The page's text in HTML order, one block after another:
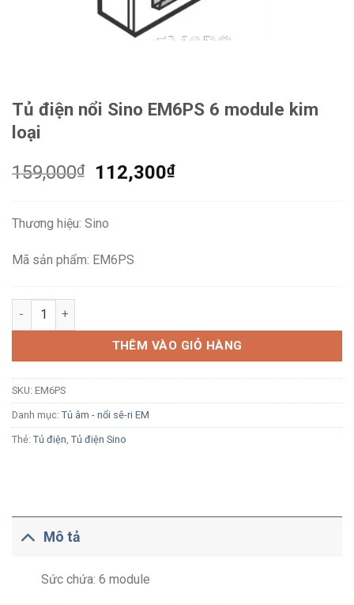
Tủ điện nổi Sino EM6PS 6 module kim
loại
159,000₫
Giá
159,000₫.
112,300₫Giá
Thương hiệu: Sino
Mã sản phẩm: EM6PS
Tủ điện nổi Sino EM6PS 6 module kim loại số lượng
THÊM VÀO GIỎ HÀNG
SKU: EM6PS
Danh mục: Tủ âm - nổi sê-ri EM
Thẻ: Tủ điện Tủ điện Sino
Mô tả
Sức chứa: 6 module